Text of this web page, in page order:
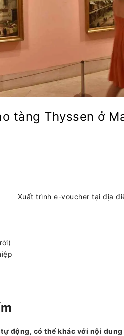
tàng Thyssen ở
Xuất trình e-voucher tại địa
động, có thể khác với nội